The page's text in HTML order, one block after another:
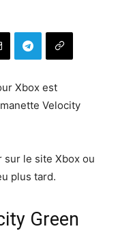
Xbox est
Velocity
sur le site Xbox ou
plus tard.
Green